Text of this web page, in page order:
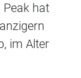
Peak hat
im Alter